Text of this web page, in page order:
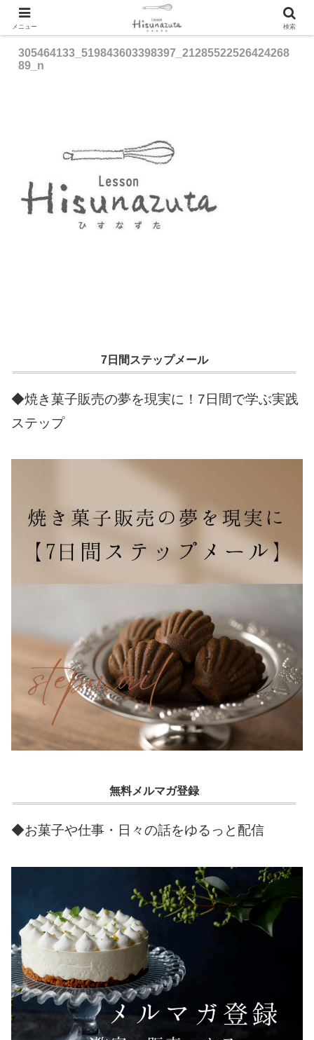
305464133_519843603398397_21285522526424268
89_n
7日間ステップメール
◆焼き菓子販売の夢を現実に！7日間で学ぶ実践
ステップ
無料メルマガ登録
◆お菓子や仕事・日々の話をゆるっと配信
メニュー 検索